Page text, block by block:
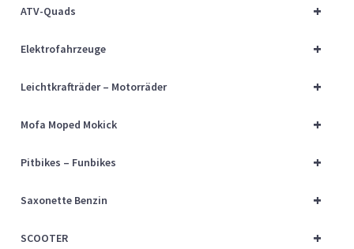
+
ATV-Quads
+
Elektrofahrzeuge
+
Leichtkrafträder – Motorräder
+
Mofa Moped Mokick
+
Pitbikes – Funbikes
+
Saxonette Benzin
+
SCOOTER